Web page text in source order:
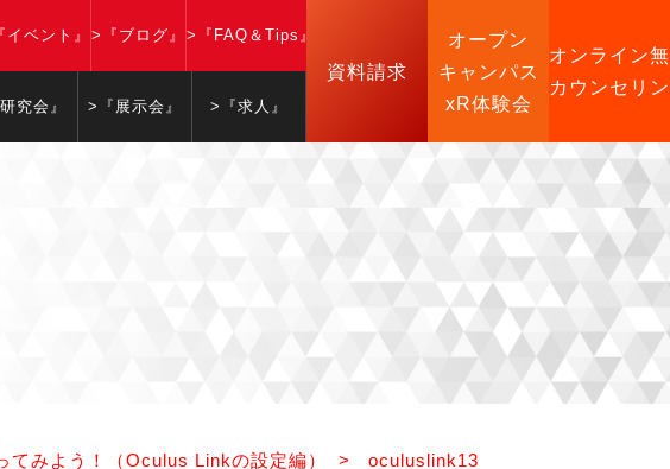
イベント』 >『ブログ』 >『FAQ＆Tips』
究会』 >『展示会』 >『求人』
資料請求
オープン
キャンパス
xR体験会
オンライン
カウンセリ
みよう！（Oculus Linkの設定編） > oculuslink13